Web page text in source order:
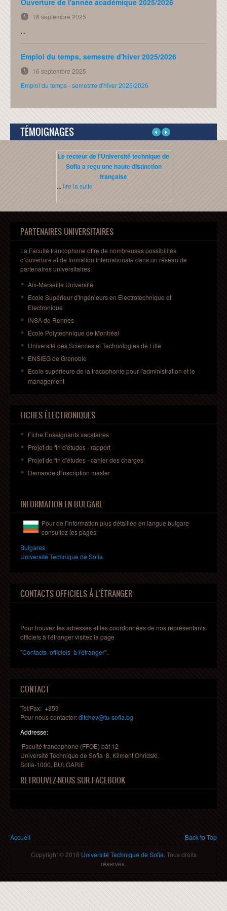
distribué
SEE-2
Réseaux informatiques
HTML 5
Java Script
CONTACT
LOGIN
16 septembre 2025
...
Emploi du temps, semestre d'hiver 2025/2026
16 septembre 2025
Emploi du temps - semestre d'hiver 2025/2026
TÉMOIGNAGES
Le recteur de l'Université technique de
Sofia a reçu une haute distinction
française
... lire la suite
PARTENAIRES UNIVERSITAIRES
La Faculté francophone offre de nombreuses possibilités
d’ouverture et de formation internationale dans un réseau de
partenaires universitaires.
Aix-Marseille Université
Ecole Supérieur d'Ingénieurs en Electrotechnique et
Electronique
INSA de Rennes
École Polytechnique de Montréal
Université des Sciences et Technologies de Lille
ENSIEG de Grenoble
Ecole supérieure de la fracophonie pour l'administration et le
management
FICHES ÉLECTRONIQUES
Fiche Enseignantsvacataires
Projetde fin d'études- rapport
Projetde fin d'études-cahierdes charges
Demande d'inscription master
INFORMATION EN BULGARE
Pour de l'information plus détaillée en langue bulgare
consultez les pages:
Bulgares
Université Technique de Sofia
CONTACTS OFFICIELS À L'ÉTRANGER
Pour trouvez les adresses et les coordonnées de nos représentants
officiels à l'étranger visitez la page
"Contacts officiels à l'étranger".
CONTACT
Tel/Fax: +359
Pour nous contacter:ditchev@tu-sofia.bg
Addresse:
Faculté francophone (FFOE) bât 12
Université Technique de Sofia 8, Kliment Ohridski.
Sofia-1000, BULGARIE
RETROUVEZ-NOUS SUR FACEBOOK
Vous êtes ici
Accueil
Back to Top
Copyright © 2018 Université Technique de Sofia . Tous droits
réservés.